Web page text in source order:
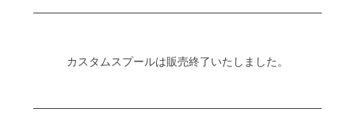
カスタムスプールは販売終了いたしました。